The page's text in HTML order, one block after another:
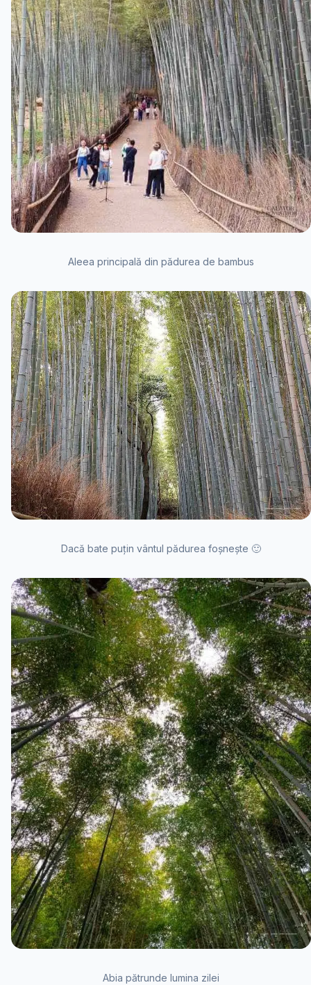
Aleea principală din pădurea de bambus
Dacă bate puțin vântul pădurea foșnește 🙂
Abia pătrunde lumina zilei